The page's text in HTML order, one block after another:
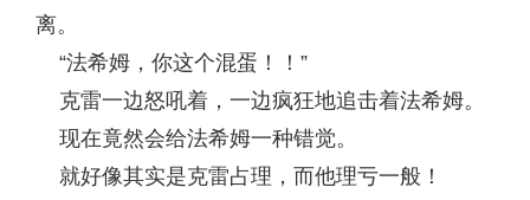
离。
“法希姆，你这个混蛋！！”
克雷一边怒吼着，一边疯狂地追击着法希姆。
现在竟然会给法希姆一种错觉。
就好像其实是克雷占理，而他理亏一般！